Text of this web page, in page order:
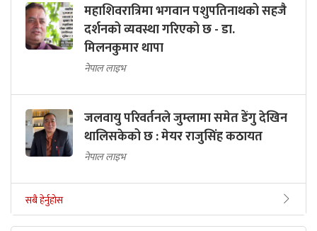
महाशिवरात्रिमा भगवान पशुपतिनाथको सहजै
दर्शनको व्यवस्था गरिएको छ - डा.
मिलनकुमार थापा
नेपाल लाइभ
जलवायु परिवर्तनले जुम्लामा समेत डेंगु देखिन
थालिसकेको छ : मेयर राजुसिंह कठायत
नेपाल लाइभ
सबै हेर्नुहोस